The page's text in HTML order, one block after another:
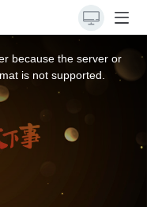
because the server or
is not supported.